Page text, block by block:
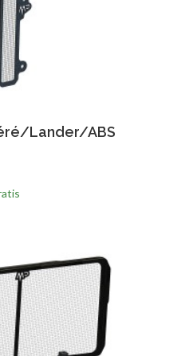
Vista Rapida
Lander/ABS